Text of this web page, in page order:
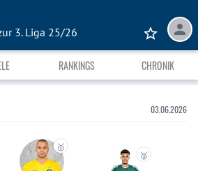
3. Liga 25/26
RANKINGS CHRONIK
03.06.2026
🥇
🥉